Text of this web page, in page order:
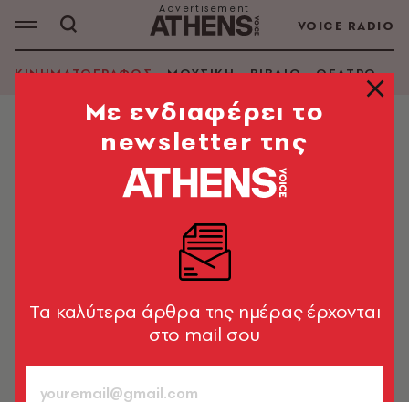
VOICE RADIO
ΚΙΝΗΜΑΤΟΓΡΑΦΟΣ ΜΟΥΣΙΚΗ ΒΙΒΛΙΟ ΘΕΑΤΡΟ -
ΚΙΝΗΜΑΤΟΓΡΑΦΟΣ
Ο Ντέιβιντ Λιντς στο Cinobo Opera
- Ένα μοναδικό αφιέρωμα τον
Δεκέμβριο στην Αθήνα
Τα αριστουργήματα του σκηνοθέτη σε ψηφιακά
Mε ενδιαφέρει το
newsletter της
Tα καλύτερα άρθρα της ημέρας έρχονται
στο mail σου